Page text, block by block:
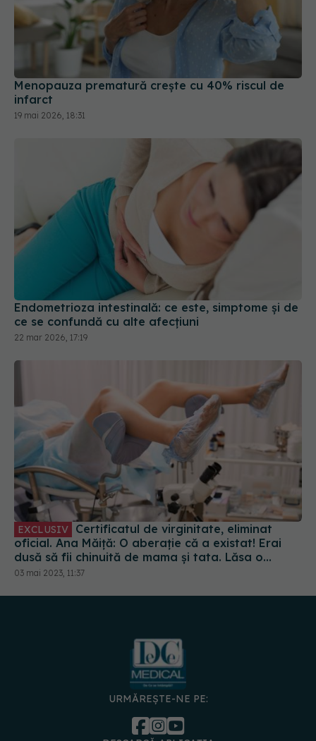
Menopauza prematură crește cu 40% riscul de
19 mai 2026, 18:31
Endometrioza intestinală: ce este, simptome și de
ce se confundă cu alte afecțiuni
22 mar 2026, 17:19
EXCLUSIV Certificatul de virginitate, eliminat
oficial. Ana Măiță: O aberație că a existat! Erai
dusă să fii chinuită de mama și tata. Lăsa o
traumă
03 mai 2023, 11:37
URMĂREȘTE-NE PE:
DESCARCĂ APLICAȚIA